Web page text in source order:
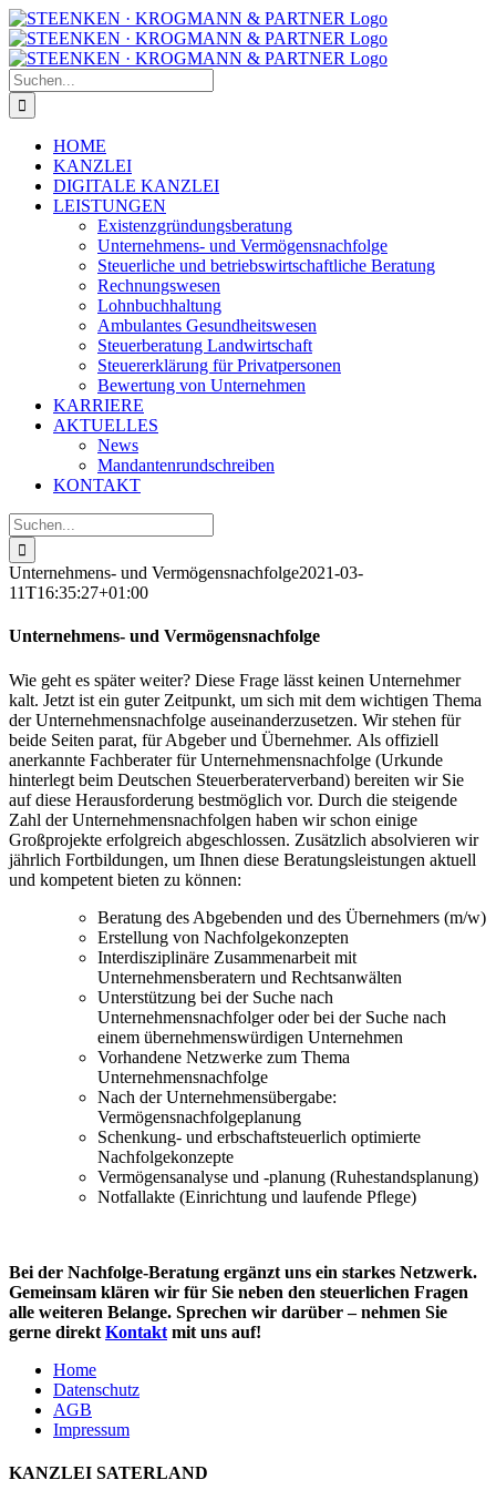
Zum
Inhalt
springen
Facebook
Instagram
Suche
nach:
HOME
KANZLEI
DIGITALE KANZLEI
LEISTUNGEN
Existenzgründungsberatung
Unternehmens- und Vermögensnachfolge
Steuerliche und betriebswirtschaftliche Beratung
Rechnungswesen
Lohnbuchhaltung
Ambulantes Gesundheitswesen
Steuerberatung Landwirtschaft
Steuererklärung für Privatpersonen
Bewertung von Unternehmen
KARRIERE
AKTUELLES
News
Mandantenrundschreiben
KONTAKT
Suche
nach:
Unternehmens- und Vermögensnachfolge2021-03-
11T16:35:27+01:00
Unternehmens- und Vermögensnachfolge
Wie geht es später weiter? Diese Frage lässt keinen Unternehmer
kalt. Jetzt ist ein guter Zeitpunkt, um sich mit dem wichtigen Thema
der Unternehmensnachfolge auseinanderzusetzen. Wir stehen für
beide Seiten parat, für Abgeber und Übernehmer. Als offiziell
anerkannte Fachberater für Unternehmensnachfolge (Urkunde
hinterlegt beim Deutschen Steuerberaterverband) bereiten wir Sie
auf diese Herausforderung bestmöglich vor. Durch die steigende
Zahl der Unternehmensnachfolgen haben wir schon einige
Großprojekte erfolgreich abgeschlossen. Zusätzlich absolvieren wir
jährlich Fortbildungen, um Ihnen diese Beratungsleistungen aktuell
und kompetent bieten zu können:
Beratung des Abgebenden und des Übernehmers (m/w)
Erstellung von Nachfolgekonzepten
Interdisziplinäre Zusammenarbeit mit
Unternehmensberatern und Rechtsanwälten
Unterstützung bei der Suche nach
Unternehmensnachfolger oder bei der Suche nach
einem übernehmenswürdigen Unternehmen
Vorhandene Netzwerke zum Thema
Unternehmensnachfolge
Nach der Unternehmensübergabe:
Vermögensnachfolgeplanung
Schenkung- und erbschaftsteuerlich optimierte
Nachfolgekonzepte
Vermögensanalyse und -planung (Ruhestandsplanung)
Notfallakte (Einrichtung und laufende Pflege)
Bei der Nachfolge-Beratung ergänzt uns ein starkes Netzwerk.
Gemeinsam klären wir für Sie neben den steuerlichen Fragen
alle weiteren Belange. Sprechen wir darüber – nehmen Sie
gerne direkt Kontakt mit uns auf!
Home
Datenschutz
AGB
Impressum
KANZLEI SATERLAND